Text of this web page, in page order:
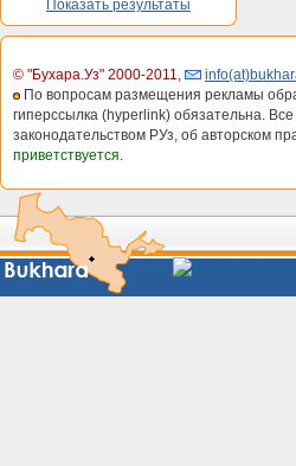
Показать результаты
© "Бухара.Уз" 2000-2011,
По вопросам размещения рекламы
гиперссылка (hyperlink) обязательна.
законодательством РУз, об авторском
приветствуется.